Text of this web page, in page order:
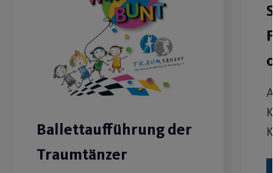
Ballettaufführung der
Traumtänzer